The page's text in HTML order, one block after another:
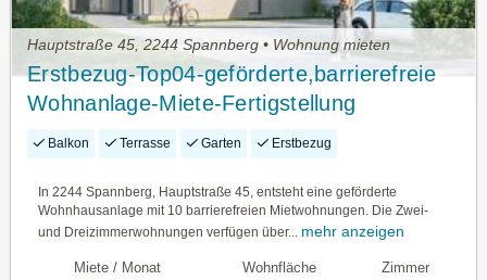
Hauptstraße 45, 2244 Spannberg • Wohnung mieten
Erstbezug-Top04-geförderte,barrierefreie
Wohnanlage-Miete-Fertigstellung
geplant:2.Quartal 2027
Balkon Terrasse Garten Erstbezug
In 2244 Spannberg, Hauptstraße 45, entsteht eine geförderte
Wohnhausanlage mit 10 barrierefreien Mietwohnungen. Die Zwei-
und Dreizimmerwohnungen verfügen über... mehr anzeigen
Miete / Monat Wohnfläche Zimmer